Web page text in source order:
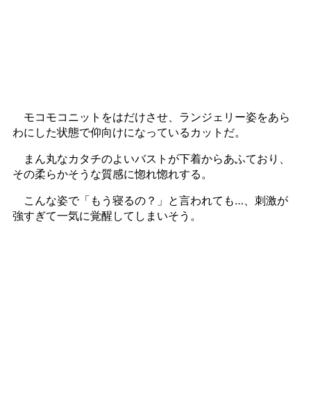
モコモコニットをはだけさせ、ランジェリー姿をあら
わにした状態で仰向けになっているカットだ。
まん丸なカタチのよいバストが下着からあふており、
その柔らかそうな質感に惚れ惚れする。
こんな姿で「もう寝るの？」と言われても…、刺激が
強すぎて一気に覚醒してしまいそう。